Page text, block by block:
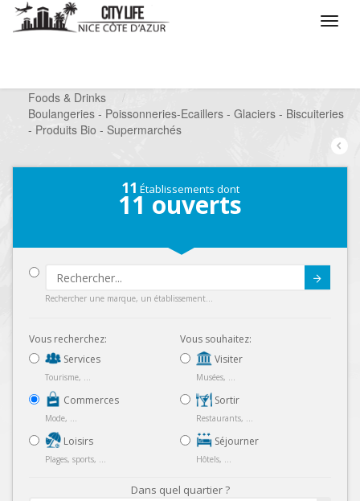
Foods & Drinks
/
Boulangeries - Poissonneries-Ecaillers - Glaciers - Biscuiteries
- Produits Bio - Supermarchés
11 Établissements dont
11 ouverts
Rechercher une marque, un établissement...
Vous recherchez:
Services
Tourisme, ...
Commerces
Mode, ...
Loisirs
Plages, sports, ...
Vous souhaitez:
Visiter
Musées, ...
Sortir
Restaurants, ...
Séjourner
Hôtels, ...
Dans quel quartier ?